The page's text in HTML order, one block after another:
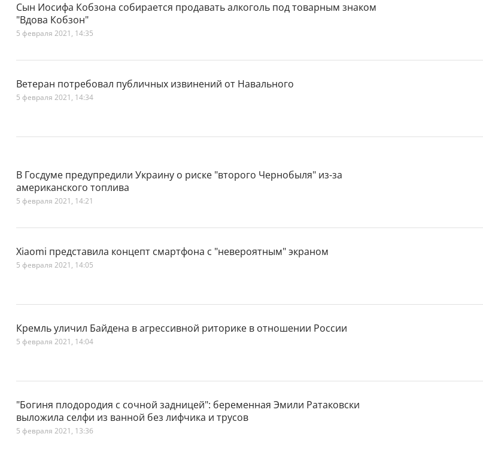
Сын Иосифа Кобзона собирается продавать алкоголь под товарным знаком
"Вдова Кобзон"
5 февраля 2021, 14:35
Ветеран потребовал публичных извинений от Навального
5 февраля 2021, 14:34
В Госдуме предупредили Украину о риске "второго Чернобыля" из-за
американского топлива
5 февраля 2021, 14:21
Xiaomi представила концепт смартфона с "невероятным" экраном
5 февраля 2021, 14:05
Кремль уличил Байдена в агрессивной риторике в отношении России
5 февраля 2021, 14:04
"Богиня плодородия с сочной задницей": беременная Эмили Ратаковски
выложила селфи из ванной без лифчика и трусов
5 февраля 2021, 13:36